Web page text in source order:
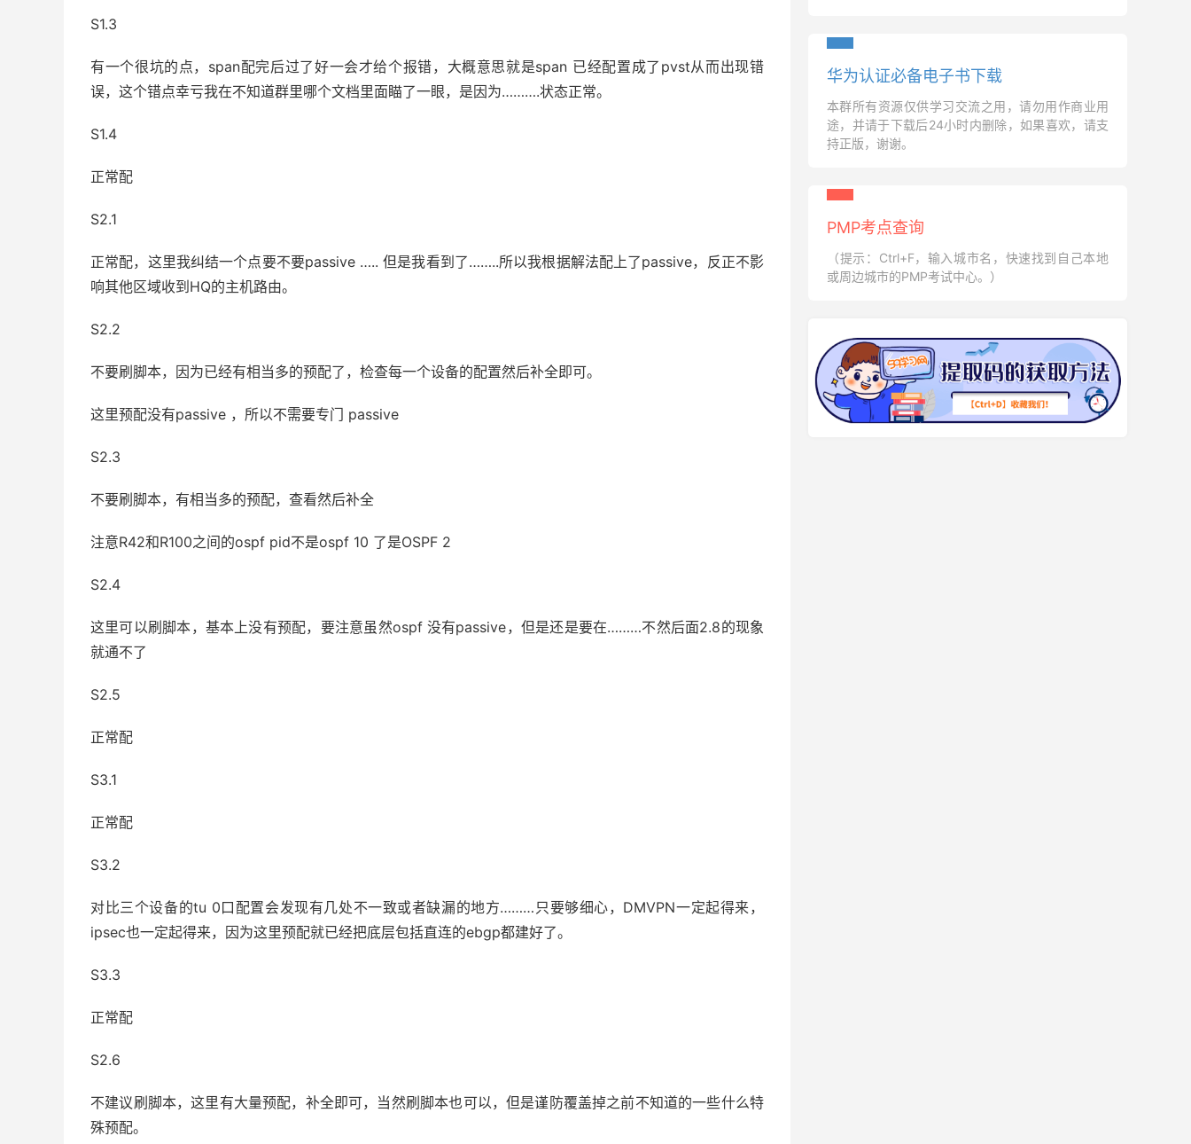
S1.3
有一个很坑的点，span配完后过了好一会才给个报错，大概意思就是span 已经配置成了pvst从而出现错
误，这个错点幸亏我在不知道群里哪个文档里面瞄了一眼，是因为……….状态正常。
S1.4
正常配
S2.1
正常配，这里我纠结一个点要不要passive ….. 但是我看到了……..所以我根据解法配上了passive，反正不影
响其他区域收到HQ的主机路由。
S2.2
不要刷脚本，因为已经有相当多的预配了，检查每一个设备的配置然后补全即可。
这里预配没有passive ，所以不需要专门 passive
S2.3
不要刷脚本，有相当多的预配，查看然后补全
注意R42和R100之间的ospf pid不是ospf 10 了是OSPF 2
S2.4
这里可以刷脚本，基本上没有预配，要注意虽然ospf 没有passive，但是还是要在………不然后面2.8的现象
就通不了
S2.5
正常配
S3.1
正常配
S3.2
对比三个设备的tu 0口配置会发现有几处不一致或者缺漏的地方………只要够细心，DMVPN一定起得来，
ipsec也一定起得来，因为这里预配就已经把底层包括直连的ebgp都建好了。
S3.3
正常配
S2.6
不建议刷脚本，这里有大量预配，补全即可，当然刷脚本也可以，但是谨防覆盖掉之前不知道的一些什么特
殊预配。
华为认证必备电子书下载
本群所有资源仅供学习交流之用，请勿用作商业用
途，并请于下载后24小时内删除，如果喜欢，请支
持正版，谢谢。
PMP考点查询
（提示：Ctrl+F，输入城市名，快速找到自己本地
或周边城市的PMP考试中心。）